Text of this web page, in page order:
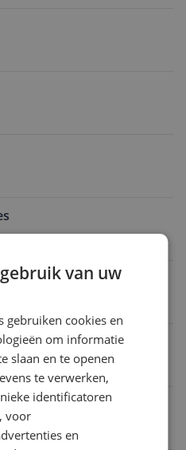
van uw
gebruiken cookies en
om informatie
slaan en te openen
te verwerken,
identificatoren
voor
en